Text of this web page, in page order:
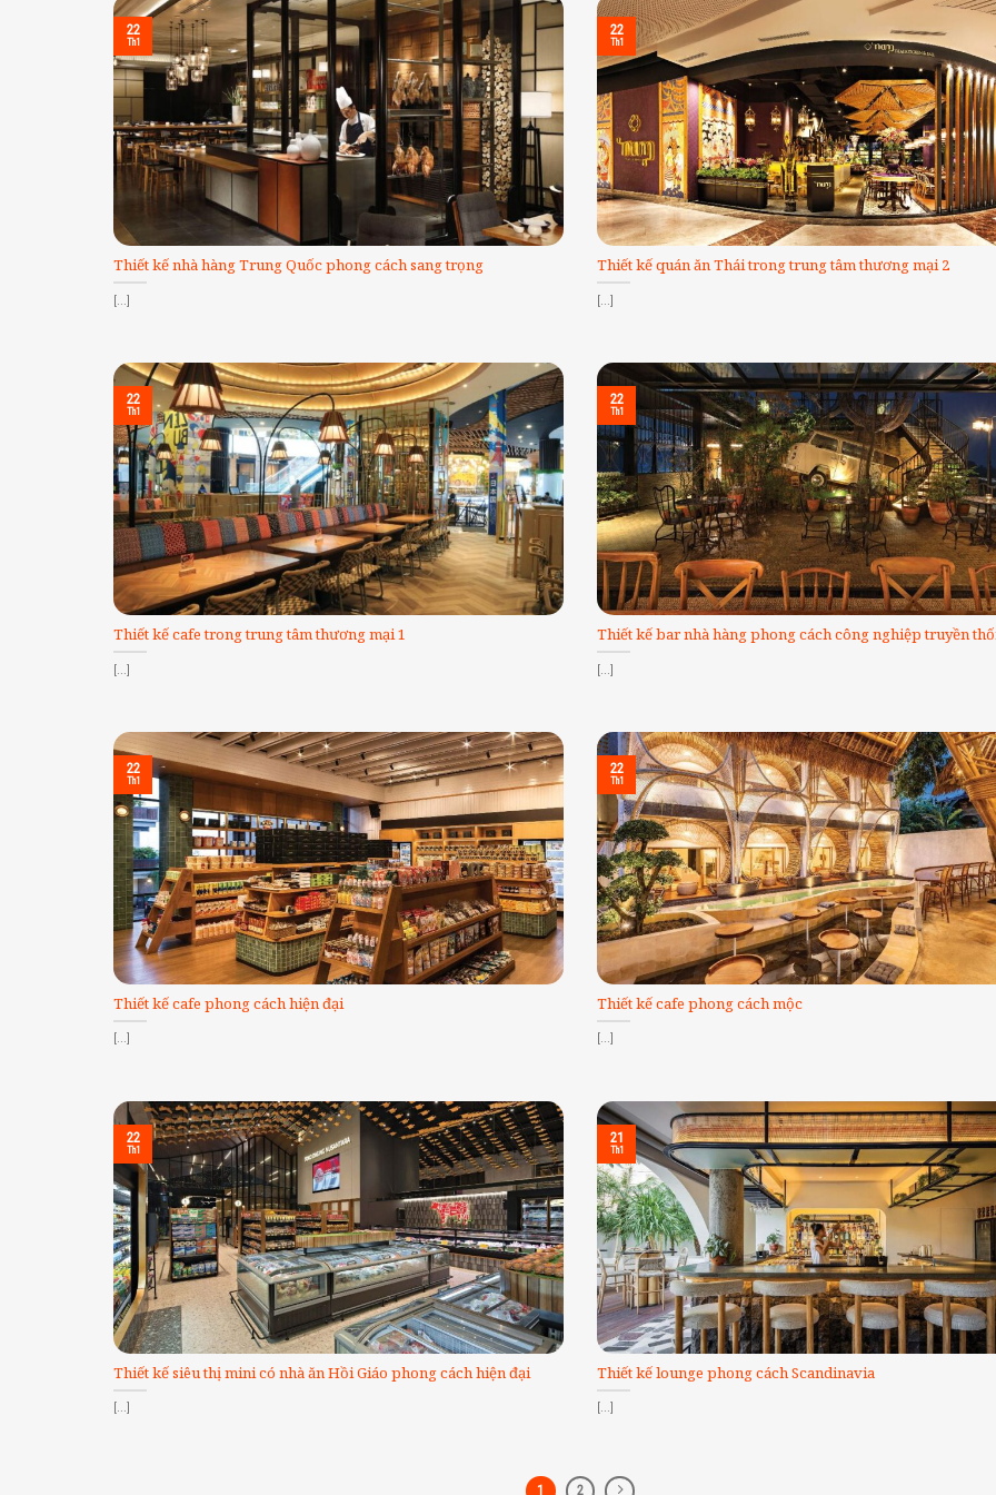
Thiết kế nhà hàng Trung Quốc phong cách sang trọng
[...]
22
Th1
Thiết kế quán ăn Thái trong trung tâm thương mại 2
[...]
22
Th1
Thiết kế cafe trong trung tâm thương mại 1
[...]
22
Th1
Thiết kế bar nhà hàng phong cách công nghiệp truyền
[...]
22
Th1
Thiết kế cafe phong cách hiện đại
[...]
22
Th1
Thiết kế cafe phong cách mộc
[...]
22
Th1
Thiết kế siêu thị mini có nhà ăn Hồi Giáo phong cách hiện đại
[...]
22
Th1
Thiết kế lounge phong cách Scandinavia
[...]
21
Th1
1 2